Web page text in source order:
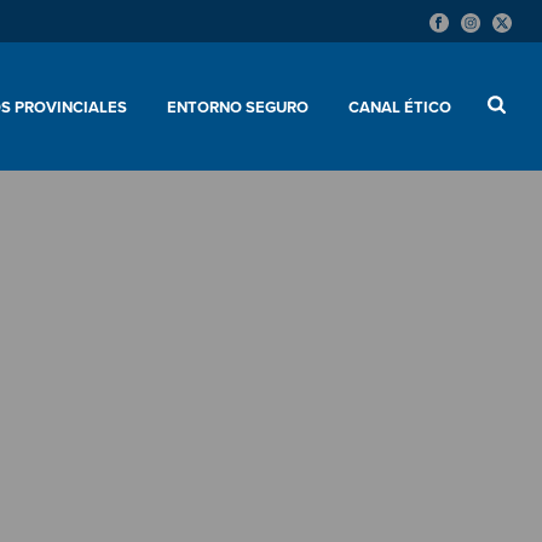
PROVINCIALES ENTORNO SEGURO CANAL ÉTICO